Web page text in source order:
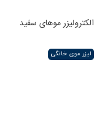
الکترولیزر موهای سفید
لیزر موی خانگی